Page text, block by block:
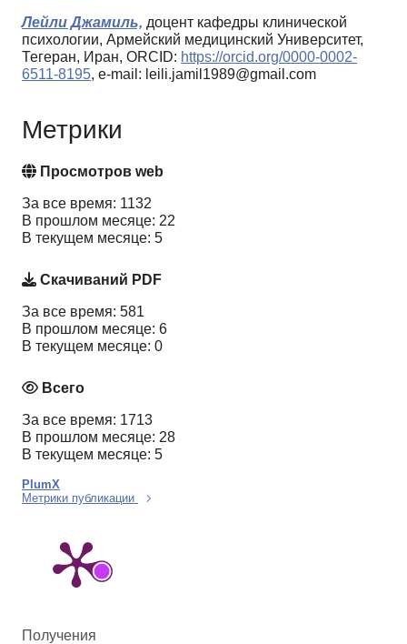
Лейли Джамиль, доцент кафедры клинической
психологии, Армейский медицинский Университет,
Тегеран, Иран, ORCID: https://orcid.org/0000-0002-
6511-8195, e-mail: leili.jamil1989@gmail.com
Метрики
Просмотров web
За все время: 1132
В прошлом месяце: 22
В текущем месяце: 5
Скачиваний PDF
За все время: 581
В прошлом месяце: 6
В текущем месяце: 0
Всего
За все время: 1713
В прошлом месяце: 28
В текущем месяце: 5
PlumX
Метрики публикации
Получения